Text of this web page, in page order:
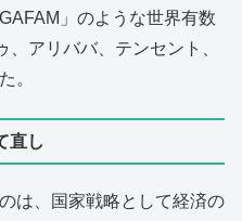
」のような世界有数
アリババ、テンセント、
。
直し
は、国家戦略として経済の